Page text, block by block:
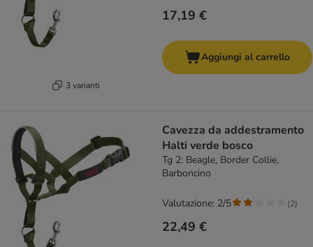
3 varianti
17,19 €
Aggiungi al carrello
Cavezza da addestramento
Halti verde bosco
Tg 2: Beagle, Border Collie,
Barboncino
22,49 €
Valutazione: 2/5 (2)